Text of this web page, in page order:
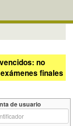
no
finales
de usuario